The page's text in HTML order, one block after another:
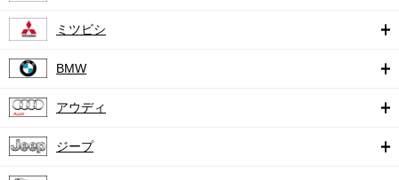
ミツビシ
BMW
アウディ
ジープ